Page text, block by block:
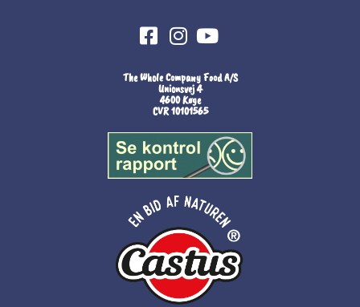
The Whole Company Food A/S
Unionsvej 4
4600 Køge
CVR 10101565